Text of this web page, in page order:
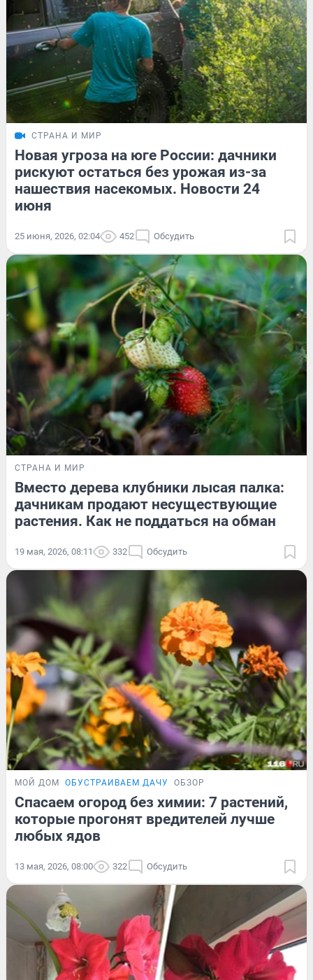
СТРАНА И МИР
Новая угроза на юге России: дачники
рискуют остаться без урожая из-за
нашествия насекомых. Новости 24
июня
25 июня, 2026, 02:04 452 Обсудить
СТРАНА И МИР
Вместо дерева клубники лысая палка:
дачникам продают несуществующие
растения. Как не поддаться на обман
19 мая, 2026, 08:11 332 Обсудить
МОЙ ДОМ ОБУСТРАИВАЕМ ДАЧУ ОБЗОР
Спасаем огород без химии: 7 растений,
которые прогонят вредителей лучше
любых ядов
13 мая, 2026, 08:00 322 Обсудить